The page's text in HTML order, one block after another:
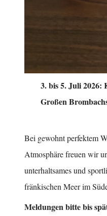
bis 5. Juli 2026:
Großen
Bei gewohnt perfektem
Atmosphäre freuen wir
unterhaltsames und
fränkischen Meer im
Meldungen bitte bis